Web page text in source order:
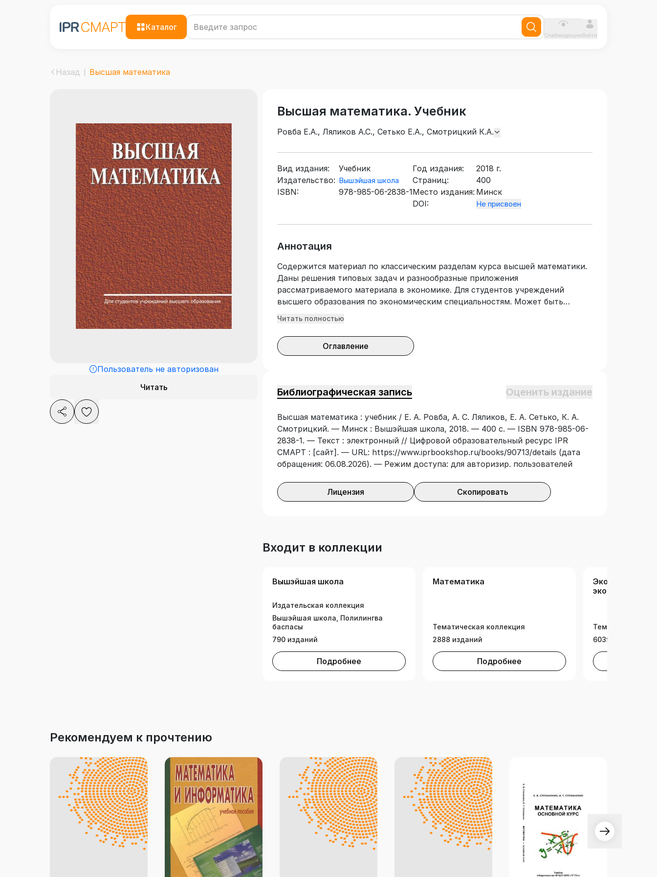
Каталог
СлабовидящимВойти
Назад Высшая математика
Пользователь не авторизован
Читать
Высшая математика. Учебник
Ровба Е.А., Ляликов А.С., Сетько Е.А., Смотрицкий К.А.
Вид издания:
Учебник
Издательство: Вышэйшая школа
ISBN: 978-985-06-2838-1
Год издания:
2018 г.
Страниц:
400
Место издания: Минск
DOI:
Не присвоен
Аннотация
Содержится материал по классическим разделам курса высшей математики.
Даны решения типовых задач и разнообразные приложения
рассматриваемого материала в экономике. Для студентов учреждений
высшего образования по экономическим специальностям. Может быть
полезен магистрантам и преподавателям, читающим одноименный курс.
Читать полностью
Оглавление
Библиографическая запись Оценить издание
Высшая математика : учебник / Е. А. Ровба, А. С. Ляликов, Е. А. Сетько, К. А.
Смотрицкий. — Минск : Вышэйшая школа, 2018. — 400 с. — ISBN 978-985-06-
2838-1. — Текст : электронный // Цифровой образовательный ресурс IPR
СМАРТ : [сайт]. — URL: https://www.iprbookshop.ru/books/90713/details (дата
обращения: 06.08.2026). — Режим доступа: для авторизир. пользователей
Лицензия Скопировать
Входит в коллекции
Вышэйшая школа
Издательская коллекция
Вышэйшая школа, Полилингва
баспасы
790 изданий
Подробнее
Математика
Тематическая коллекция
2888 изданий
Подробнее
Экономика.
экономика
Тематическая
6039 изданий
Рекомендуем к прочтению